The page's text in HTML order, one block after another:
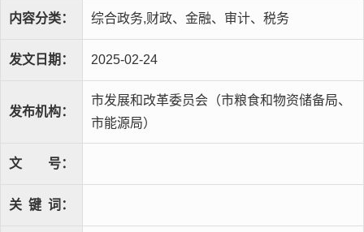
内容分类： 综合政务,财政、金融、审计、税务
发文日期： 2025-02-24
发布机构：
市发展和改革委员会（市粮食和物资储备局、
市能源局）
文 号：
关 键 词：